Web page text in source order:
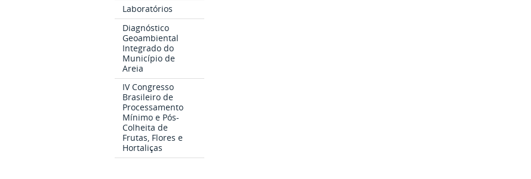
Laboratórios
Diagnóstico
Geoambiental
Integrado do
Município de
Areia
IV Congresso
Brasileiro de
Processamento
Mínimo e Pós-
Colheita de
Frutas, Flores e
Hortaliças